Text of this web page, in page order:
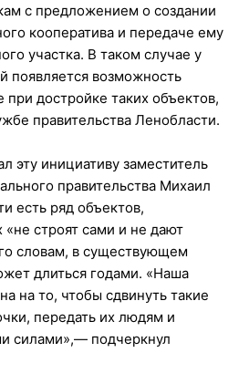
с предложением о создании
кооператива и передаче ему
участка. В таком случае у
появляется возможность
при достройке таких объектов,
правительства Ленобласти.
эту инициативу заместитель
правительства Михаил
есть ряд объектов,
строят сами и не дают
словам, в существующем
длиться годами. «Наша
на то, чтобы сдвинуть такие
передать их людям и
силами»,— подчеркнул